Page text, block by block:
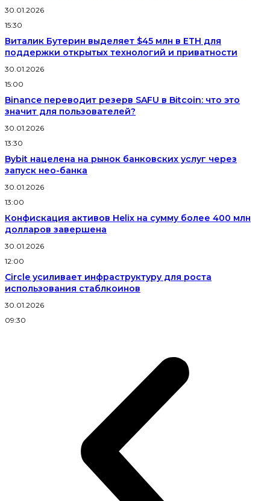
30.01.2026
15:30
Виталик Бутерин выделяет $45 млн в ETH для
поддержки открытых технологий и приватности
30.01.2026
15:00
Binance переводит резерв SAFU в Bitcoin: что это
значит для пользователей?
30.01.2026
13:30
Bybit нацелена на рынок банковских услуг через
запуск нео-банка
30.01.2026
13:00
Конфискация активов Helix на сумму более 400 млн
долларов завершена
30.01.2026
12:00
Circle усиливает инфраструктуру для роста
использования стаблкоинов
30.01.2026
09:30